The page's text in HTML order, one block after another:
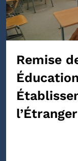
Remise
l’Étranger